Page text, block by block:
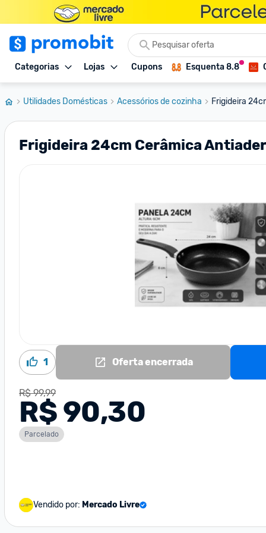
Categorias Lojas Cupons Esquenta 8.8
Utilidades Domésticas Acessórios de cozinha Frigideira
Frigideira 24cm Cerâmica
1 Oferta encerrada
R$ 99,99
R$ 90,30
Parcelado
Vendido por: Mercado Livre